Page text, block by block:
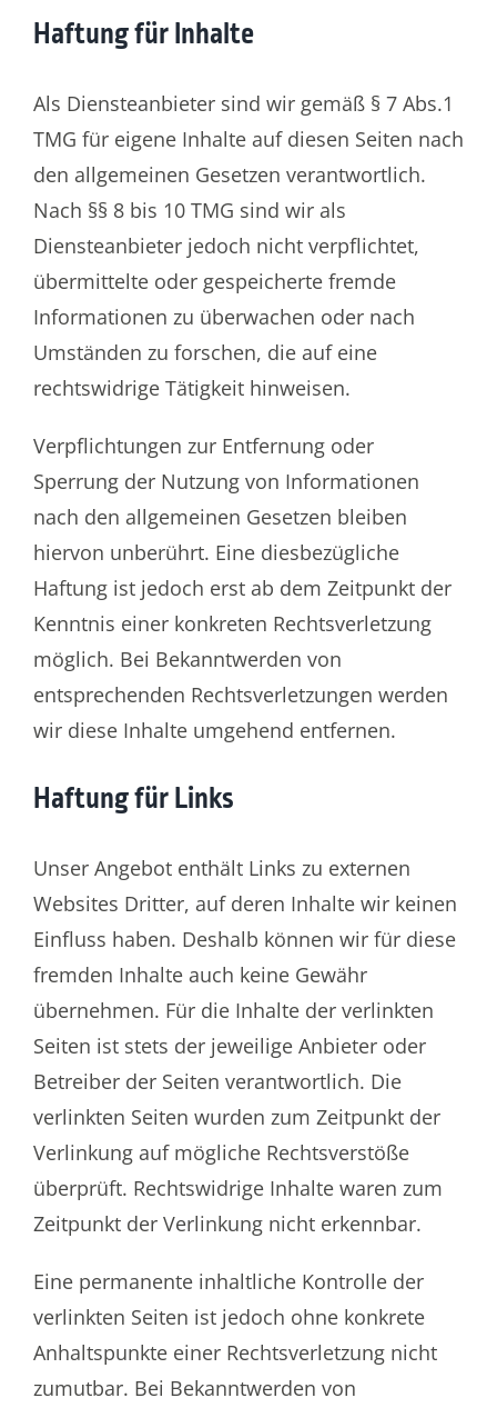
Haftung für Inhalte
Als Diensteanbieter sind wir gemäß § 7 Abs.1
TMG für eigene Inhalte auf diesen Seiten nach
den allgemeinen Gesetzen verantwortlich.
Nach §§ 8 bis 10 TMG sind wir als
Diensteanbieter jedoch nicht verpflichtet,
übermittelte oder gespeicherte fremde
Informationen zu überwachen oder nach
Umständen zu forschen, die auf eine
rechtswidrige Tätigkeit hinweisen.
Verpflichtungen zur Entfernung oder
Sperrung der Nutzung von Informationen
nach den allgemeinen Gesetzen bleiben
hiervon unberührt. Eine diesbezügliche
Haftung ist jedoch erst ab dem Zeitpunkt der
Kenntnis einer konkreten Rechtsverletzung
möglich. Bei Bekanntwerden von
entsprechenden Rechtsverletzungen werden
wir diese Inhalte umgehend entfernen.
Haftung für Links
Unser Angebot enthält Links zu externen
Websites Dritter, auf deren Inhalte wir keinen
Einfluss haben. Deshalb können wir für diese
fremden Inhalte auch keine Gewähr
übernehmen. Für die Inhalte der verlinkten
Seiten ist stets der jeweilige Anbieter oder
Betreiber der Seiten verantwortlich. Die
verlinkten Seiten wurden zum Zeitpunkt der
Verlinkung auf mögliche Rechtsverstöße
überprüft. Rechtswidrige Inhalte waren zum
Zeitpunkt der Verlinkung nicht erkennbar.
Eine permanente inhaltliche Kontrolle der
verlinkten Seiten ist jedoch ohne konkrete
Anhaltspunkte einer Rechtsverletzung nicht
zumutbar. Bei Bekanntwerden von